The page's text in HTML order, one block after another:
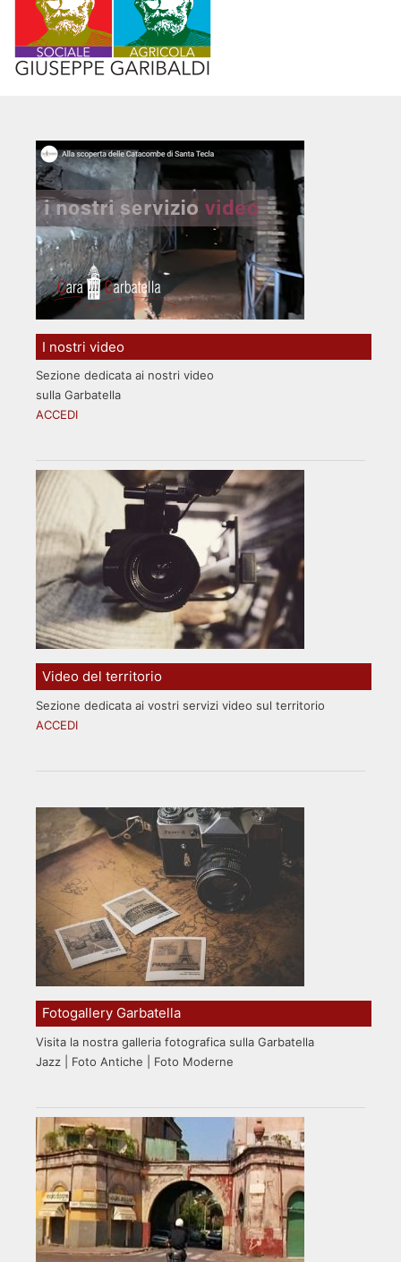
I nostri video
Sezione dedicata ai nostri video
sulla Garbatella
ACCEDI
Video del territorio
Sezione dedicata ai vostri servizi video sul territorio
ACCEDI
Fotogallery Garbatella
Visita la nostra galleria fotografica sulla Garbatella
Jazz | Foto Antiche | Foto Moderne